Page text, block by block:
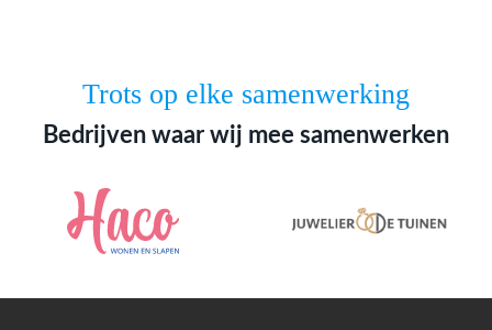
Trots op elke samenwerking
Bedrijven waar wij mee samenwerken